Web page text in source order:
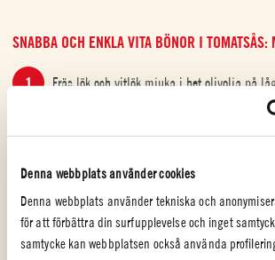
Denna webbplats använder cookies
Denna webbplats använder tekniska och
för att förbättra din surfupplevelse och inget
samtycke kan webbplatsen också använda
SNABBA OCH ENKLA VITA BÖNOR I TOMATSÅS:
Fräs lök och vitlök mjuka i het olivolja på
Tillsätt tomatpuré, lagerblad, rökt paprika,
Tillsätt Mutti-tomater och lite vatten från den
Koka i 20 minuter eller tills såsen är tjock